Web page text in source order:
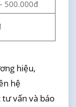
500.000đ
hiệu,
hệ
vấn và báo